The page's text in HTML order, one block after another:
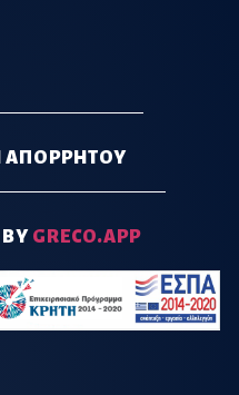
ΑΠΟΡΡΗΤΟΥ
BY GRECO.APP